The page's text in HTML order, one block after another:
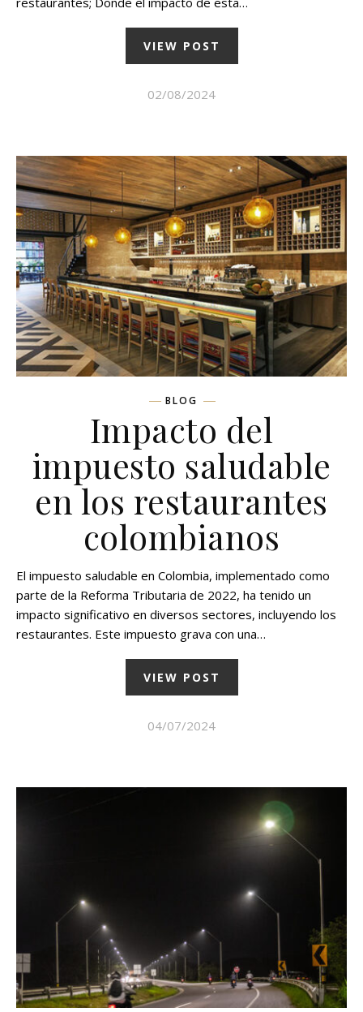
VIEW POST
02/08/2024
BLOG
Impacto del
impuesto saludable
en los restaurantes
colombianos
El impuesto saludable en Colombia, implementado como
parte de la Reforma Tributaria de 2022, ha tenido un
impacto significativo en diversos sectores, incluyendo los
restaurantes. Este impuesto grava con una…
VIEW POST
04/07/2024